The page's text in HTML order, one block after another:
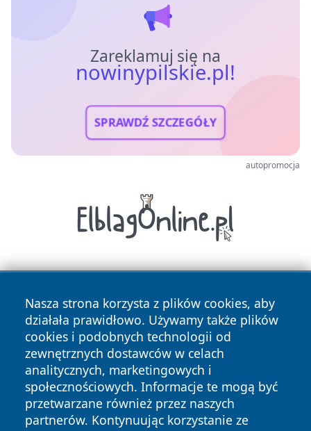
Zareklamuj się na
nowinypilskie.pl!
SPRAWDŹ SZCZEGÓŁY
autopromocja
Nasza strona korzysta z plików cookies, aby
działała prawidłowo. Używamy także plików
cookies i podobnych technologii od
zewnętrznych dostawców w celach
analitycznych, marketingowych i
społecznościowych. Informacje te mogą być
przetwarzane również przez naszych
partnerów. Kontynuując korzystanie ze
Copyright © 2026 nowinypilskie.pl Wszystkie prawa
zastrzeżone.
Polityka
Polityka